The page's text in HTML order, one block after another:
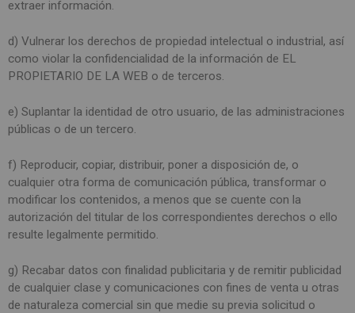
extraer información.
d) Vulnerar los derechos de propiedad intelectual o industrial, así
como violar la confidencialidad de la información de EL
PROPIETARIO DE LA WEB o de terceros.
e) Suplantar la identidad de otro usuario, de las administraciones
públicas o de un tercero.
f) Reproducir, copiar, distribuir, poner a disposición de, o
cualquier otra forma de comunicación pública, transformar o
modificar los contenidos, a menos que se cuente con la
autorización del titular de los correspondientes derechos o ello
resulte legalmente permitido.
g) Recabar datos con finalidad publicitaria y de remitir publicidad
de cualquier clase y comunicaciones con fines de venta u otras
de naturaleza comercial sin que medie su previa solicitud o